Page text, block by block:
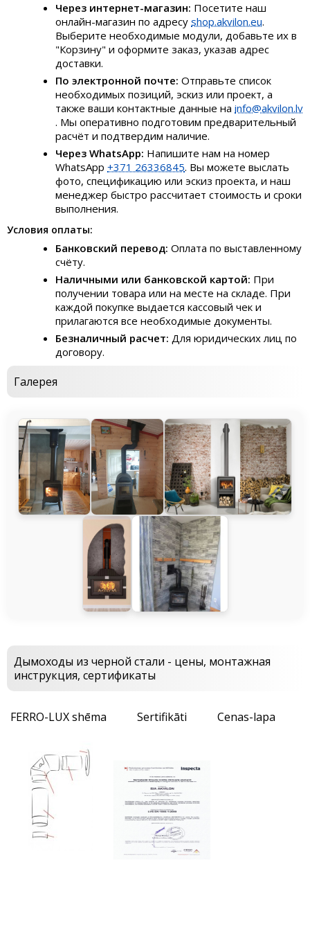
Через интернет-магазин: Посетите наш
онлайн-магазин по адресу shop.akvilon.eu.
Выберите необходимые модули, добавьте их в
"Корзину" и оформите заказ, указав адрес
доставки.
По электронной почте: Отправьте список
необходимых позиций, эскиз или проект, а
также ваши контактные данные на info@akvilon.lv
. Мы оперативно подготовим предварительный
расчёт и подтвердим наличие.
Через WhatsApp: Напишите нам на номер
WhatsApp +371 26336845. Вы можете выслать
фото, спецификацию или эскиз проекта, и наш
менеджер быстро рассчитает стоимость и сроки
выполнения.
Условия оплаты:
Банковский перевод: Оплата по выставленному
счёту.
Наличными или банковской картой: При
получении товара или на месте на складе. При
каждой покупке выдается кассовый чек и
прилагаются все необходимые документы.
Безналичный расчет: Для юридических лиц по
договору.
Галерея
Дымоходы из черной стали - цены, монтажная
инструкция, сертификаты
FERRO-LUX shēma Sertifikāti Cenas-lapa